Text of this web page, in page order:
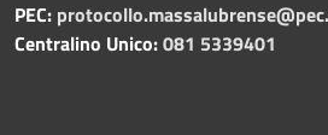
PEC:
Centralino Unico:081 5339401